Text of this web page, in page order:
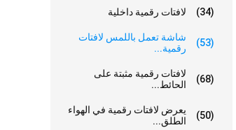
لافتات رقمية داخلية (34)
شاشة تعمل باللمس لافتات
رقمية...
(53)
لافتات رقمية مثبتة على
الحائط...
(68)
يعرض لافتات رقمية في الهواء
الطلق...
(50)